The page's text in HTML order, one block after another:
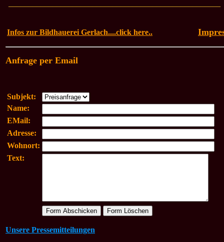
Infos zur Bildhauerei Gerlach....click here..
Anfrage per Email
Subjekt:
Name:
EMail:
Adresse:
Wohnort:
Text:
Unsere Pressemitteilungen